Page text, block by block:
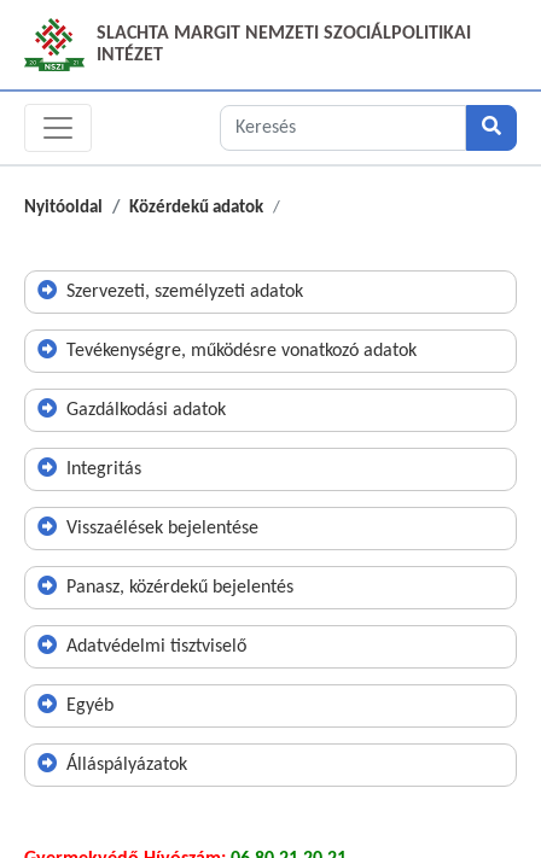
SLACHTA MARGIT NEMZETI SZOCIÁLPOLITIKAI
INTÉZET
Nyitóoldal Közérdekű adatok
Szervezeti, személyzeti adatok
Tevékenységre, működésre vonatkozó adatok
Gazdálkodási adatok
Integritás
Visszaélések bejelentése
Panasz, közérdekű bejelentés
Adatvédelmi tisztviselő
Egyéb
Álláspályázatok